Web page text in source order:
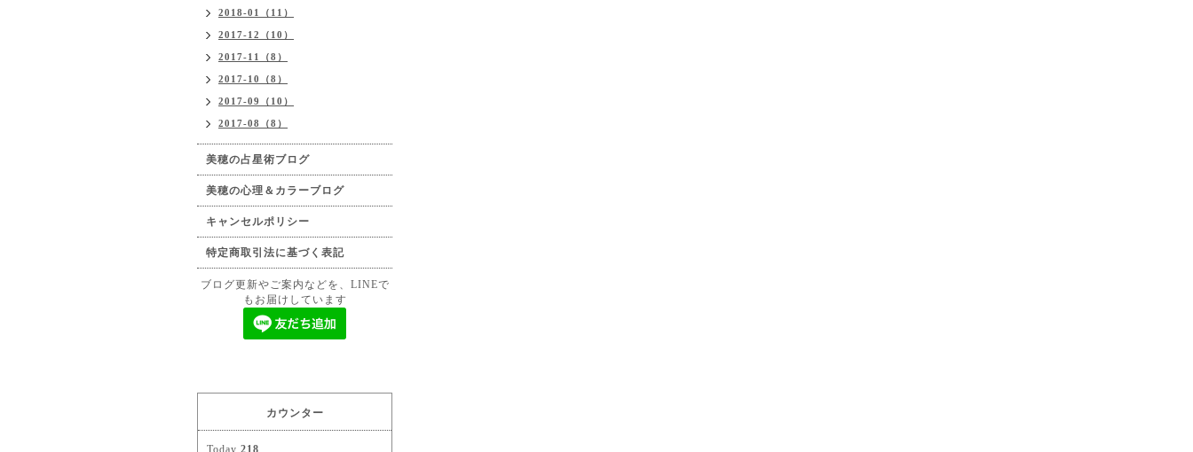
2018-01（11）
2017-12（10）
2017-11（8）
2017-10（8）
2017-09（10）
2017-08（8）
美穂の占星術ブログ
美穂の心理＆カラーブログ
キャンセルポリシー
特定商取引法に基づく表記
ブログ更新やご案内などを、LINEで
もお届けしています
カウンター
Today 218